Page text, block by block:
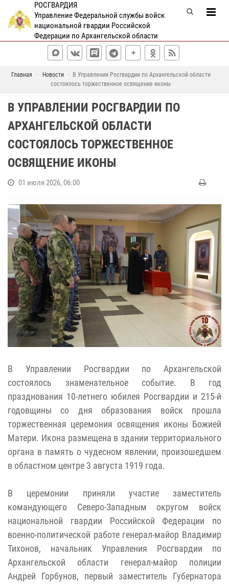
РОСГВАРДИЯ
Управление Федеральной службы войск
национальной гвардии Российской
Федерации по Архангельской области
Главная Новости
В Управлении Росгвардии по Архангельской области
состоялось торжественное освящение иконы
В УПРАВЛЕНИИ РОСГВАРДИИ ПО
АРХАНГЕЛЬСКОЙ ОБЛАСТИ
СОСТОЯЛОСЬ ТОРЖЕСТВЕННОЕ
ОСВЯЩЕНИЕ ИКОНЫ
01 июля 2026, 06:00
В Управлении Росгвардии по Архангельской
состоялось знаменательное событие. В год
празднования 10-летнего юбилея Росгвардии и 215-й
годовщины со дня образования войск прошла
торжественная церемония освящения иконы Божией
Матери. Икона размещена в здании территориального
органа в память о чудесном явлении, произошедшем
в областном центре 3 августа 1919 года.
В церемонии приняли участие заместитель
командующего Северо-Западным округом войск
национальной гвардии Российской Федерации по
военно-политической работе генерал-майор Владимир
Тихонов, начальник Управления Росгвардии по
Архангельской области генерал-майор полиции
Андрей Горбунов, первый заместитель Губернатора